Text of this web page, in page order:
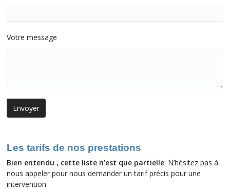
Votre message
Les tarifs de nos prestations
Bien entendu , cette liste n’est que partielle. N’hésitez pas à
nous appeler pour nous demander un tarif précis pour une
intervention